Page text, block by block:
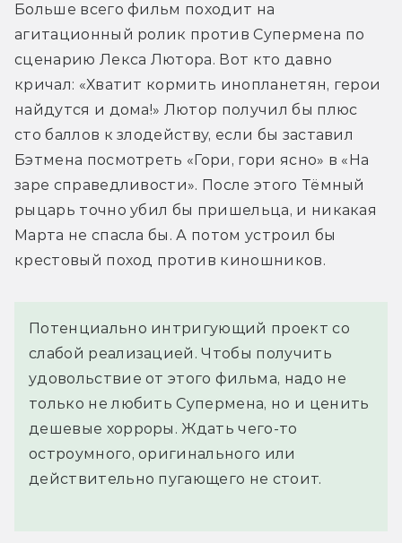
Больше всего фильм походит на
агитационный ролик против Супермена по
сценарию Лекса Лютора. Вот кто давно
кричал: «Хватит кормить инопланетян, герои
найдутся и дома!» Лютор получил бы плюс
сто баллов к злодейству, если бы заставил
Бэтмена посмотреть «Гори, гори ясно» в «На
заре справедливости». После этого Тёмный
рыцарь точно убил бы пришельца, и никакая
Марта не спасла бы. А потом устроил бы
крестовый поход против киношников.
Потенциально интригующий проект со
слабой реализацией. Чтобы получить
удовольствие от этого фильма, надо не
только не любить Супермена, но и ценить
дешевые хорроры. Ждать чего-то
остроумного, оригинального или
действительно пугающего не стоит.